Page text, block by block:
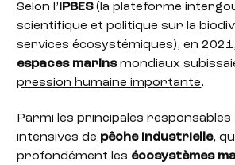
Selon l’IPBES(la plateforme
scientifique et politique sur la
services écosystémiques), en
espaces marinsmondiaux
pression humaine importante.
Parmi les principales responsables
intensives de pêche industrielle,
profondément les écosystèmes